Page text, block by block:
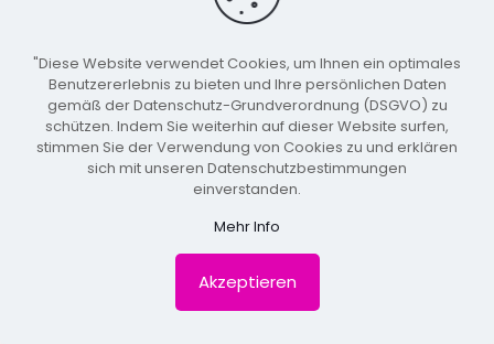
made with ❤
©2024 HOSI Linz
"Diese Website verwendet Cookies, um Ihnen ein optimales
Benutzererlebnis zu bieten und Ihre persönlichen Daten
gemäß der Datenschutz-Grundverordnung (DSGVO) zu
schützen. Indem Sie weiterhin auf dieser Website surfen,
stimmen Sie der Verwendung von Cookies zu und erklären
sich mit unseren Datenschutzbestimmungen
einverstanden.
Mehr Info
Akzeptieren